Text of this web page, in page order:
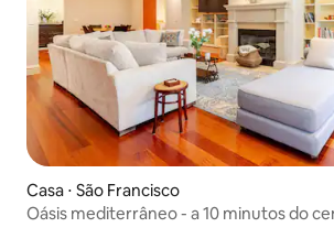
Casa ⋅ São Francisco
Oásis mediterrâneo - a 10 minutos do